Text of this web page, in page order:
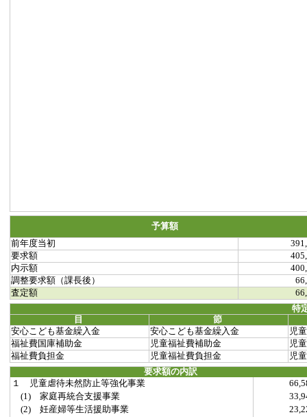
予算額
前年度当初
要求額
内示額
調整要求額（課長後）
査定額
特
目
節
安心こども基金繰入金
安心こども基金繰入金
児
福祉費国庫補助金
児童福祉費補助金
児
福祉費負担金
児童福祉費負担金
児
要求額の内訳
１ 児童虐待未然防止等強化事業
(1) 家庭再統合支援事業
(2) 妊産婦等生活援助事業